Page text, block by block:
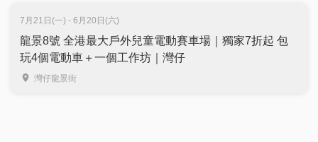
7月21日(一) - 6月20日(六)
龍景8號 全港最大戶外兒童電動賽車場｜獨家7折起 包
玩4個電動車＋一個工作坊｜灣仔
灣仔龍景街